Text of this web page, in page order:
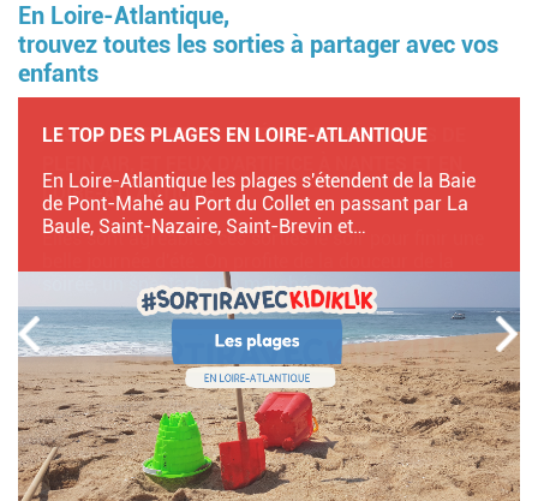
En Loire-Atlantique,
trouvez toutes les sorties à partager avec vos
enfants
LE TOP DES PLAGES EN LOIRE-ATLANTIQUE
En Loire-Atlantique les plages s'étendent de la Baie
de Pont-Mahé au Port du Collet en passant par La
Baule, Saint-Nazaire, Saint-Brevin et…